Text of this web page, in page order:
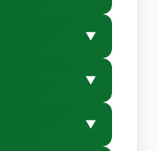
▼
▼
▼